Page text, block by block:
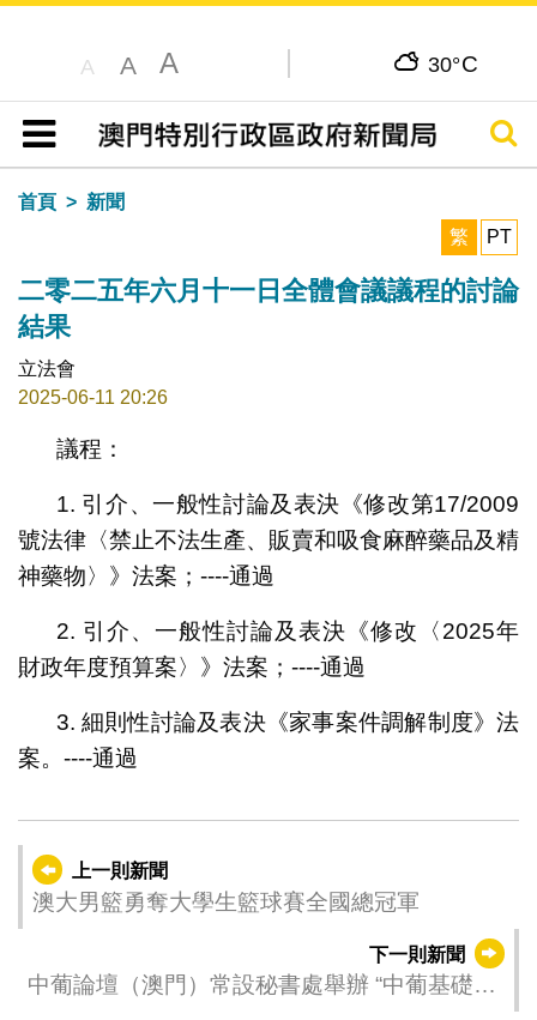
A A A 30°C
目錄
搜尋
首頁
新聞
繁
PT
二零二五年六月十一日全體會議議程的討論
結果
立法會
2025-06-11 20:26
議程：
1. 引介、一般性討論及表決《修改第17/2009
號法律〈禁止不法生產、販賣和吸食麻醉藥品及精
神藥物〉》法案；----通過
2. 引介、一般性討論及表決《修改〈2025年
財政年度預算案〉》法案；----通過
3. 細則性討論及表決《家事案件調解制度》法
案。----通過
上一則新聞
澳大男籃勇奪大學生籃球賽全國總冠軍
下一則新聞
中葡論壇（澳門）常設秘書處舉辦 “中葡基礎設